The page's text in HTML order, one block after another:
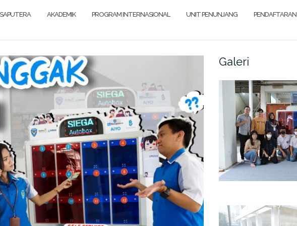
AKADEMIK PROGRAM INTERNASIONAL UNIT PENUNJANG PENDAFTARAN
Galeri